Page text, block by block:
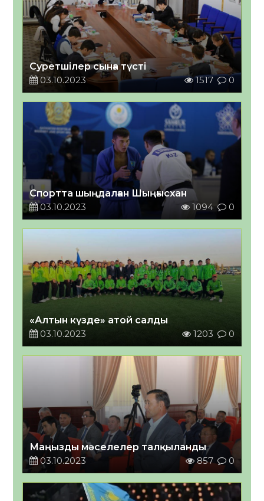
Суретшілер сынға түсті
03.10.2023
1517 0
Спортта шыңдалған Шыңғысхан
03.10.2023
1094 0
«Алтын күзде» атой салды
03.10.2023
1203 0
Маңызды мәселелер талқыланды
03.10.2023
857 0